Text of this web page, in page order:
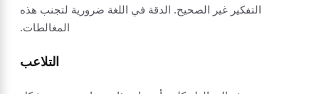
التفكير غير الصحيح. الدقة في اللغة ضرورية لتجنب هذه
المغالطات.
التلاعب